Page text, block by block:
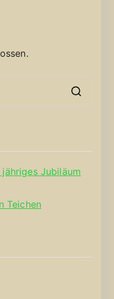
Jubiläum
Teichen